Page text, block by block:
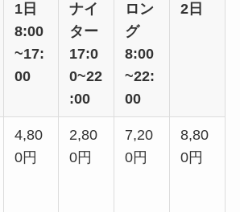
1日
8:00
~17:
00
ナイ
ター
17:0
0~22
:00
ロン
グ
8:00
~22:
00
2日
4,80
0円
2,80
0円
7,20
0円
8,80
0円